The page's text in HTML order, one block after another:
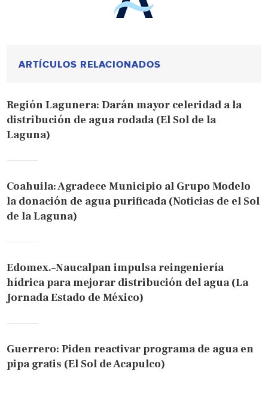
ARTÍCULOS RELACIONADOS
Región Lagunera: Darán mayor celeridad a la
distribución de agua rodada (El Sol de la
Laguna)
Coahuila: Agradece Municipio al Grupo Modelo
la donación de agua purificada (Noticias de el Sol
de la Laguna)
Edomex.–Naucalpan impulsa reingeniería
hídrica para mejorar distribución del agua (La
Jornada Estado de México)
Guerrero: Piden reactivar programa de agua en
pipa gratis (El Sol de Acapulco)